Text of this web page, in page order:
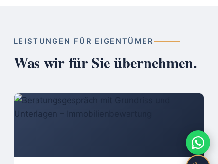
LEISTUNGEN FÜR EIGENTÜMER
Was wir für Sie übernehmen.